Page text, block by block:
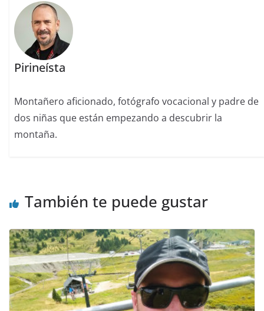
Pirineísta
Montañero aficionado, fotógrafo vocacional y padre de
dos niñas que están empezando a descubrir la
montaña.
También te puede gustar